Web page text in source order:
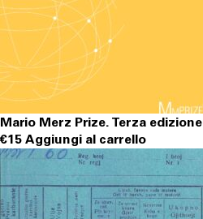
Mario Merz Prize. Terza edizione
€15 Aggiungi al carrello